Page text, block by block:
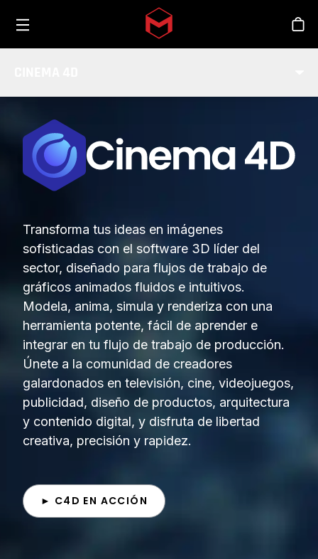
Skip to main content
Transforma tus ideas en imágenes
sofisticadas con el software 3D líder del
sector, diseñado para flujos de trabajo de
gráficos animados fluidos e intuitivos.
Modela, anima, simula y renderiza con una
herramienta potente, fácil de aprender e
integrar en tu flujo de trabajo de producción.
Únete a la comunidad de creadores
galardonados en televisión, cine, videojuegos,
publicidad, diseño de productos, arquitectura
y contenido digital, y disfruta de libertad
creativa, precisión y rapidez.
► C4D EN ACCIÓN